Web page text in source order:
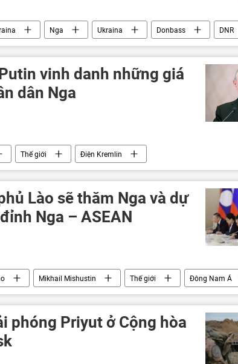
Nga Ukraina Donbass
DNR
Kharkov Thế giới
xung đột quân sự
Quân đội Ngavinh danh những giá
dân Nga
Thế giới Điện Kremlin
Lào sẽ thăm Nga và dự
Nga – ASEAN
Mikhail Mishustin Thế giới
Đông Nam Á
Nga-ASEAN 2026
phóng Priyut ở Cộng hòa